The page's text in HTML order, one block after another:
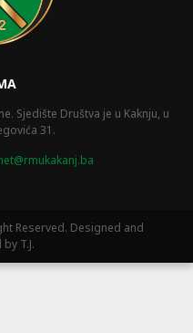
Sjedište Društva je u Kaknju, u
31.
Reserved. Designed and
T.J.